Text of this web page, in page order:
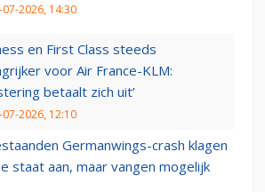
07-2026, 14:30
en First Class steeds
voor Air France-KLM:
betaalt zich uit’
07-2026, 12:10
Germanwings-crash klagen
staat aan, maar vangen mogelijk